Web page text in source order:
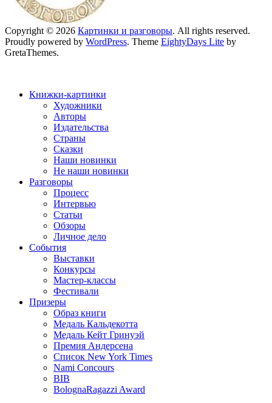
Copyright © 2026 Картинки и разговоры. All rights reserved.
Proudly powered by WordPress. Theme EightyDays Lite by
GretaThemes.
Книжки-картинки
Художники
Авторы
Издательства
Страны
Сказки
Наши новинки
Не наши новинки
Разговоры
Процесс
Интервью
Статьи
Обзоры
Личное дело
События
Выставки
Конкурсы
Мастер-классы
Фестивали
Призеры
Образ книги
Медаль Кальдекотта
Медаль Кейт Гринуэй
Премия Андерсена
Список New York Times
Nami Concours
BIB
BolognaRagazzi Award